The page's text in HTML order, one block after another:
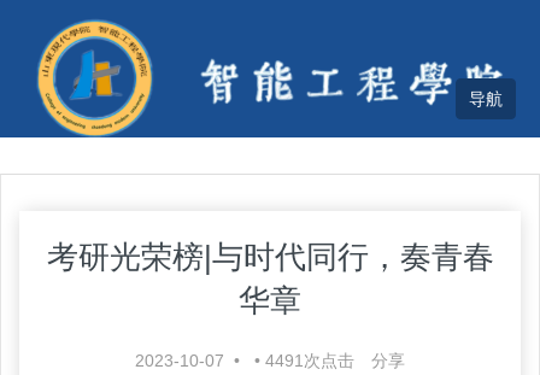
考研光荣榜|与时代同行，奏青春
华章
2023-10-07 • • 4491 次点击 分享